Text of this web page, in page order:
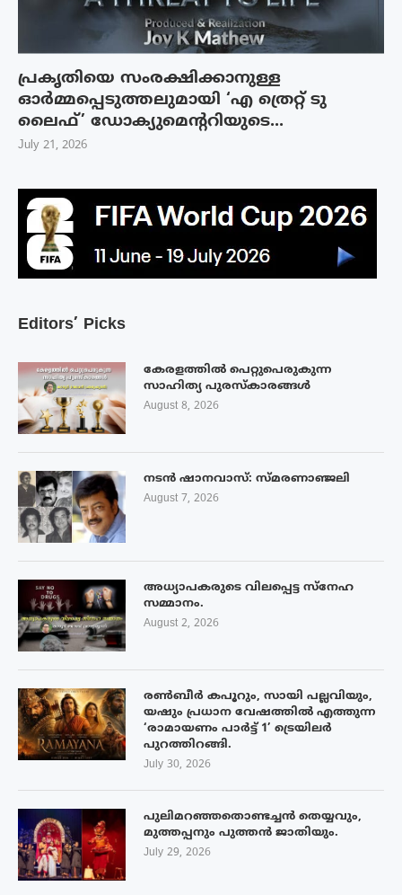
Editors’ Picks
കേരളത്തിൽ പെറ്റുപെരുകുന്ന
സാഹിത്യ പുരസ്‌കാരങ്ങൾ
August 8, 2026
നടൻ ഷാനവാസ്: സ്മരണാഞ്ജലി
August 7, 2026
അധ്യാപകരുടെ വിലപ്പെട്ട സ്നേഹ
സമ്മാനം.
August 2, 2026
രൺബീർ കപൂറും, സായി പല്ലവിയും,
യഷും പ്രധാന വേഷത്തിൽ എത്തുന്ന
‘രാമായണം പാർട്ട് 1’ ട്രെയിലർ
പുറത്തിറങ്ങി.
July 30, 2026
പുലിമറഞ്ഞതൊണ്ടച്ചൻ തെയ്യവും,
മുത്തപ്പനും പുത്തൻ ജാതിയും.
July 29, 2026
പ്രകൃതിയെ സംരക്ഷിക്കാനുള്ള
ഓർമ്മപ്പെടുത്തലുമായി ‘എ ത്രെറ്റ് ടു
ലൈഫ്’ ഡോക്യുമെന്ററിയുടെ...
July 21, 2026